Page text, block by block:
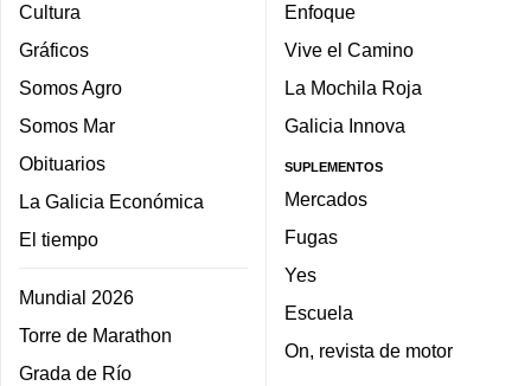
Cultura
Gráficos
Somos Agro
Somos Mar
Obituarios
La Galicia Económica
El tiempo
Mundial 2026
Torre de Marathon
Grada de Río
Enfoque
Vive el Camino
La Mochila Roja
Galicia Innova
SUPLEMENTOS
Mercados
Fugas
Yes
Escuela
On, revista de motor